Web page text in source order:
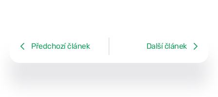
Předchozí článek Další článek